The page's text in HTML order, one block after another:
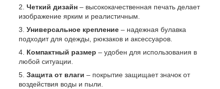
Четкий дизайн – высококачественная печать делает
изображение ярким и реалистичным.
Универсальное крепление – надежная булавка
подходит для одежды, рюкзаков и аксессуаров.
Компактный размер – удобен для использования в
любой ситуации.
Защита от влаги – покрытие защищает значок от
воздействия воды и пыли.